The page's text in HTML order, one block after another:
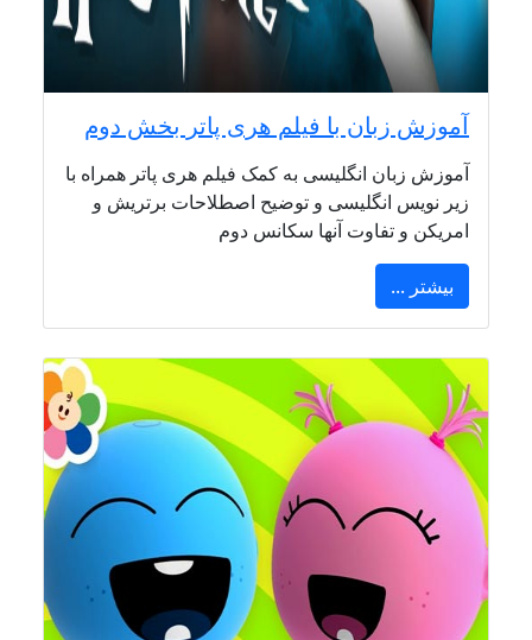
آموزش زبان با فیلم هری پاتر بخش دوم
آموزش زبان انگلیسی به کمک فیلم هری پاتر همراه با
زیر نویس انگلیسی و توضیح اصطلاحات برتریش و
امریکن و تفاوت آنها سکانس دوم
بیشتر ...